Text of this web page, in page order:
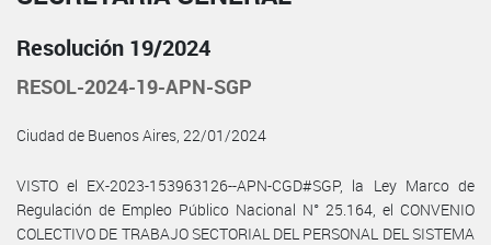
Resolución 19/2024
RESOL-2024-19-APN-SGP
Ciudad de Buenos Aires, 22/01/2024
VISTO el EX-2023-153963126--APN-CGD#SGP, la Ley Marco de
Regulación de Empleo Público Nacional N° 25.164, el CONVENIO
COLECTIVO DE TRABAJO SECTORIAL DEL PERSONAL DEL SISTEMA